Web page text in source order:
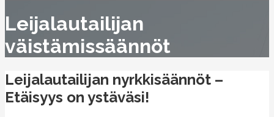
Leijalautailijan
väistämissäännöt
Leijalautailijan nyrkkisäännöt –
Etäisyys on ystäväsi!